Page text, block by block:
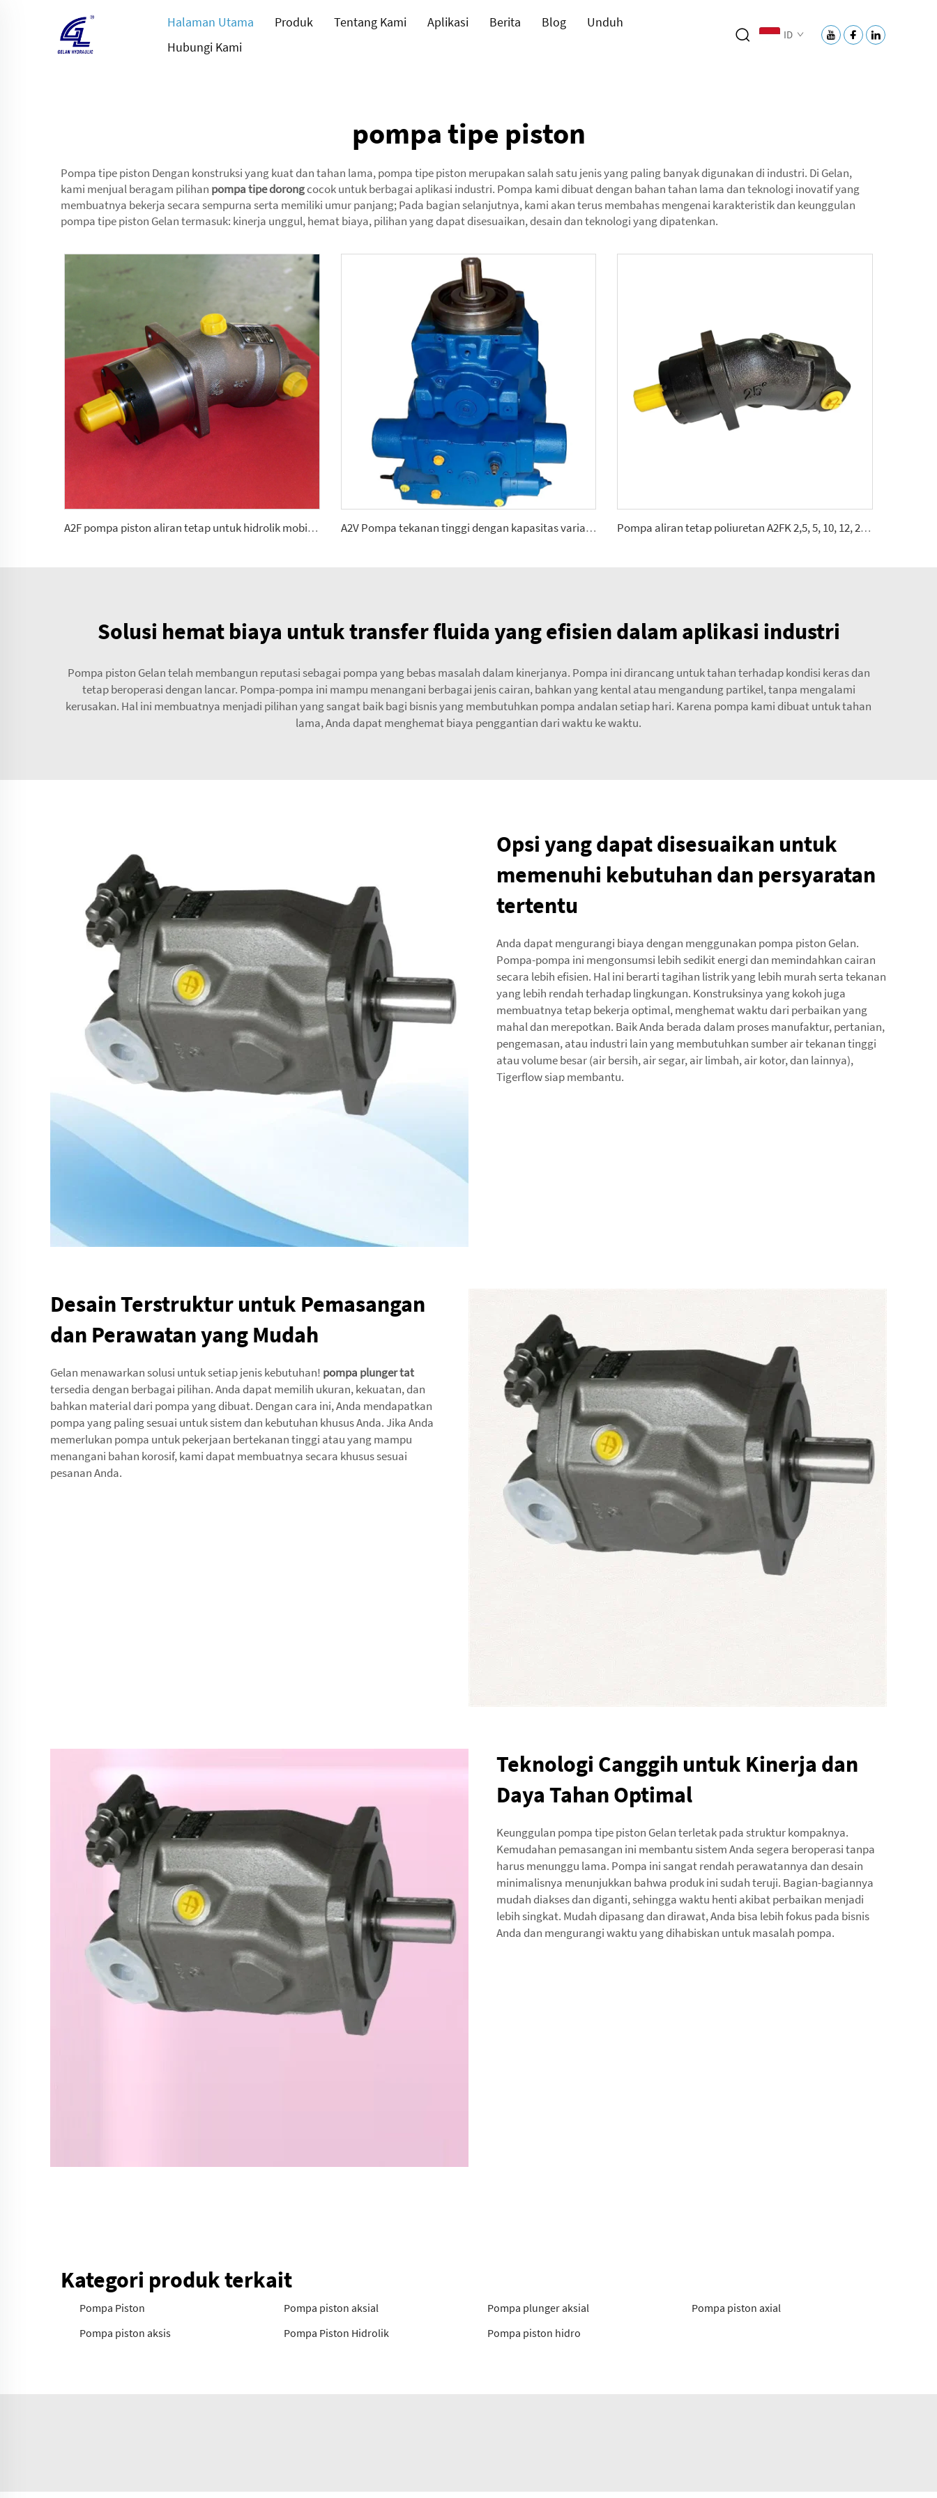
Halaman Utama Produk Tentang Kami Aplikasi Berita Blog
Unduh
Hubungi Kami
ID
pompa tipe piston
Pompa tipe piston Dengan konstruksi yang kuat dan tahan lama, pompa tipe piston merupakan salah satu jenis yang paling banyak digunakan di industri. Di Gelan,
kami menjual beragam pilihan pompa tipe dorongcocok untuk berbagai aplikasi industri. Pompa kami dibuat dengan bahan tahan lama dan teknologi inovatif yang
membuatnya bekerja secara sempurna serta memiliki umur panjang; Pada bagian selanjutnya, kami akan terus membahas mengenai karakteristik dan keunggulan
pompa tipe piston Gelan termasuk: kinerja unggul, hemat biaya, pilihan yang dapat disesuaikan, desain dan teknologi yang dipatenkan.
A2F pompa piston aliran tetap untuk hidrolik mobile yang menuntut 2.5, 5, 10, 12, 28 A2V Pompa tekanan tinggi dengan kapasitas variabel 250, 355, 500, 1000 Pompa aliran tetap poliuretan A2FK 2,5, 5, 10, 12, 23, 28, 55, 80, 107(cmᶟ ⁄rev)
Solusi hemat biaya untuk transfer fluida yang efisien dalam aplikasi industri
Pompa piston Gelan telah membangun reputasi sebagai pompa yang bebas masalah dalam kinerjanya. Pompa ini dirancang untuk tahan terhadap kondisi keras dan
tetap beroperasi dengan lancar. Pompa-pompa ini mampu menangani berbagai jenis cairan, bahkan yang kental atau mengandung partikel, tanpa mengalami
kerusakan. Hal ini membuatnya menjadi pilihan yang sangat baik bagi bisnis yang membutuhkan pompa andalan setiap hari. Karena pompa kami dibuat untuk tahan
lama, Anda dapat menghemat biaya penggantian dari waktu ke waktu.
Opsi yang dapat disesuaikan untuk
memenuhi kebutuhan dan persyaratan
tertentu
Anda dapat mengurangi biaya dengan menggunakan pompa piston Gelan.
Pompa-pompa ini mengonsumsi lebih sedikit energi dan memindahkan cairan
secara lebih efisien. Hal ini berarti tagihan listrik yang lebih murah serta tekanan
yang lebih rendah terhadap lingkungan. Konstruksinya yang kokoh juga
membuatnya tetap bekerja optimal, menghemat waktu dari perbaikan yang
mahal dan merepotkan. Baik Anda berada dalam proses manufaktur, pertanian,
pengemasan, atau industri lain yang membutuhkan sumber air tekanan tinggi
atau volume besar (air bersih, air segar, air limbah, air kotor, dan lainnya),
Tigerflow siap membantu.
Desain Terstruktur untuk Pemasangan
dan Perawatan yang Mudah
Gelan menawarkan solusi untuk setiap jenis kebutuhan! pompa plunger tat
tersedia dengan berbagai pilihan. Anda dapat memilih ukuran, kekuatan, dan
bahkan material dari pompa yang dibuat. Dengan cara ini, Anda mendapatkan
pompa yang paling sesuai untuk sistem dan kebutuhan khusus Anda. Jika Anda
memerlukan pompa untuk pekerjaan bertekanan tinggi atau yang mampu
menangani bahan korosif, kami dapat membuatnya secara khusus sesuai
pesanan Anda.
Teknologi Canggih untuk Kinerja dan
Daya Tahan Optimal
Keunggulan pompa tipe piston Gelan terletak pada struktur kompaknya.
Kemudahan pemasangan ini membantu sistem Anda segera beroperasi tanpa
harus menunggu lama. Pompa ini sangat rendah perawatannya dan desain
minimalisnya menunjukkan bahwa produk ini sudah teruji. Bagian-bagiannya
mudah diakses dan diganti, sehingga waktu henti akibat perbaikan menjadi
lebih singkat. Mudah dipasang dan dirawat, Anda bisa lebih fokus pada bisnis
Anda dan mengurangi waktu yang dihabiskan untuk masalah pompa.
Kategori produk terkait
Pompa Piston Pompa piston aksial Pompa plunger aksial
Pompa piston axial
Pompa piston aksis
Pompa Piston Hidrolik Pompa piston hidro